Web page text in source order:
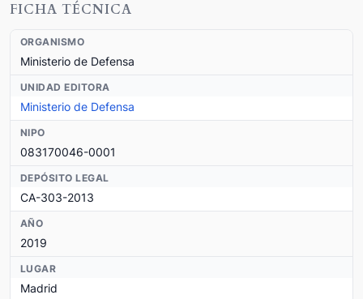
FICHA TÉCNICA
ORGANISMO
Ministerio de Defensa
UNIDAD EDITORA
Ministerio de Defensa
NIPO
083170046-0001
DEPÓSITO LEGAL
CA-303-2013
AÑO
2019
LUGAR
Madrid